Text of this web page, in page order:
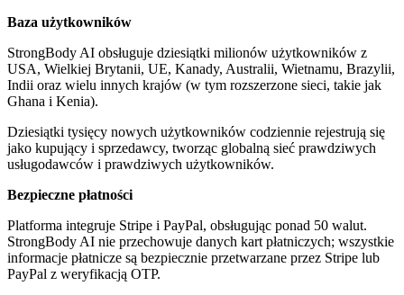
Baza użytkowników
StrongBody AI obsługuje dziesiątki milionów użytkowników z
USA, Wielkiej Brytanii, UE, Kanady, Australii, Wietnamu, Brazylii,
Indii oraz wielu innych krajów (w tym rozszerzone sieci, takie jak
Ghana i Kenia).
Dziesiątki tysięcy nowych użytkowników codziennie rejestrują się
jako kupujący i sprzedawcy, tworząc globalną sieć prawdziwych
usługodawców i prawdziwych użytkowników.
Bezpieczne płatności
Platforma integruje Stripe i PayPal, obsługując ponad 50 walut.
StrongBody AI nie przechowuje danych kart płatniczych; wszystkie
informacje płatnicze są bezpiecznie przetwarzane przez Stripe lub
PayPal z weryfikacją OTP.